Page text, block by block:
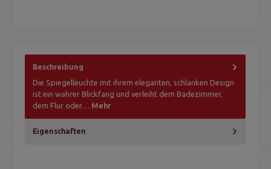
Beschreibung
Die Spiegelleuchte mit ihrem eleganten, schlanken Design
ist ein wahrer Blickfang und verleiht dem Badezimmer,
dem Flur oder… Mehr
Eigenschaften